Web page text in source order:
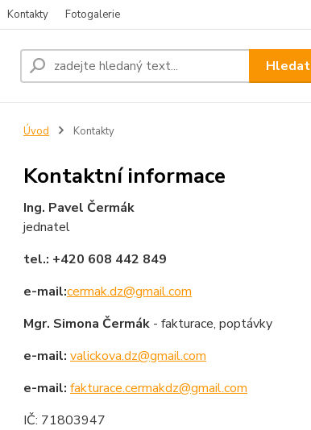
Kontakty Fotogalerie
Hledat
Úvod Kontakty
Kontaktní informace
Ing. Pavel Čermák
jednatel
tel.: +420 608 442 849
e-mail:cermak.dz@gmail.com
Mgr. Simona Čermák - fakturace, poptávky
e-mail: valickova.dz@gmail.com
e-mail: fakturace.cermakdz@gmail.com
IČ: 71803947